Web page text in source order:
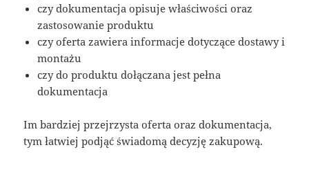
czy dokumentacja opisuje właściwości oraz
zastosowanie produktu
czy oferta zawiera informacje dotyczące dostawy i
montażu
czy do produktu dołączana jest pełna
dokumentacja
Im bardziej przejrzysta oferta oraz dokumentacja,
tym łatwiej podjąć świadomą decyzję zakupową.